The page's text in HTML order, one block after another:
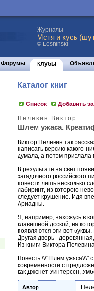
Журналы
Мстя и кусь
© Leshinski
Форумы Клубы
Каталог книг
Список Добавить
Пелевин Виктор
Шлем ужаса.
Виктор Пелевин так
написать версию какого-
думала, а потом
В результате на свет
загадочного российского
повести лишь несколько
лабиринт, из которого
следует крушение. Идя
Ариадны.
Я, например, нахожусь в
клавишной доской, на
появляются эти вот
Другая дверь -
Из книги Виктора
Повесть \\\"Шлем ужаса\\\"
современности с
как Дженет Уинтерсон,
Автор